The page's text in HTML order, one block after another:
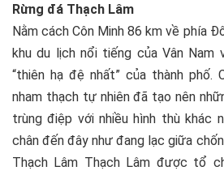
Rừng đá Thạch Lâm
Nằm cách Côn Minh 86 km về phía
khu du lịch nổi tiếng của Vân Nam
“thiên hạ đệ nhất” của thành phố.
nham thạch tự nhiên đã tạo nên
trùng điệp với nhiều hình thù khác
chân đến đây như đang lạc giữa
Thạch Lâm Thạch Lâm được tổ